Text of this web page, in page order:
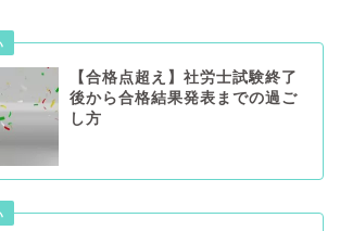
【合格点超え】社労士試験終了
後から合格結果発表までの過ご
し方